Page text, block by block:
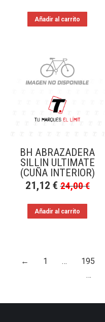
Añadir al carrito
BH ABRAZADERA
SILLIN ULTIMATE
(CUÑA INTERIOR)
21,12 € 24,00€
Añadir al carrito
← 1 … 195
…